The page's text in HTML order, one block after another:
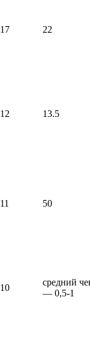
17 22
12 13.5
11 50
10
средний
— 0,5-1